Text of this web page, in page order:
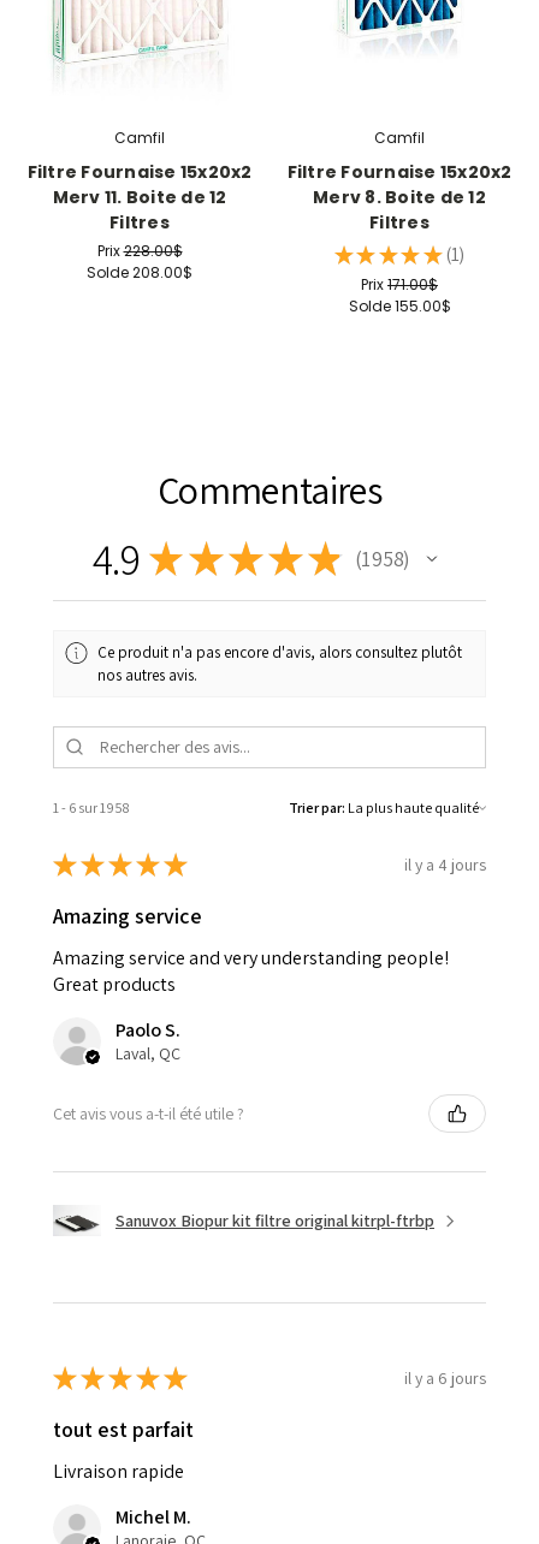
Camfil
Filtre Fournaise 15x20x2
Merv 11. Boite de 12
Filtres
Prix228.00$
Solde208.00$
Camfil
Filtre Fournaise 15x20x2
Merv 8. Boite de 12
Filtres
★ ★ ★ ★ ★ 1
1
Prix171.00$
Solde155.00$
Commentaires
4.9 ★★★★★ 1 958
1958
Ce produit n'a pas encore d'avis, alors consultez plutôt
nos autres avis.
1 - 6 sur 1 958 Trier par:
★★★★★ il y a 4 jours
Amazing service
Amazing service and very understanding people!
Great products
Paolo S.
Laval, QC
Cet avis vous a-t-il été utile ?
Sanuvox Biopur kit filtre original kitrpl-ftrbp
★★★★★ il y a 6 jours
tout est parfait
Livraison rapide
Michel M.